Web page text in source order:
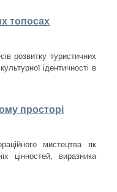
топосах
розвитку туристичних
ідентичності в
просторі
мистецтва як
цінностей, виразника